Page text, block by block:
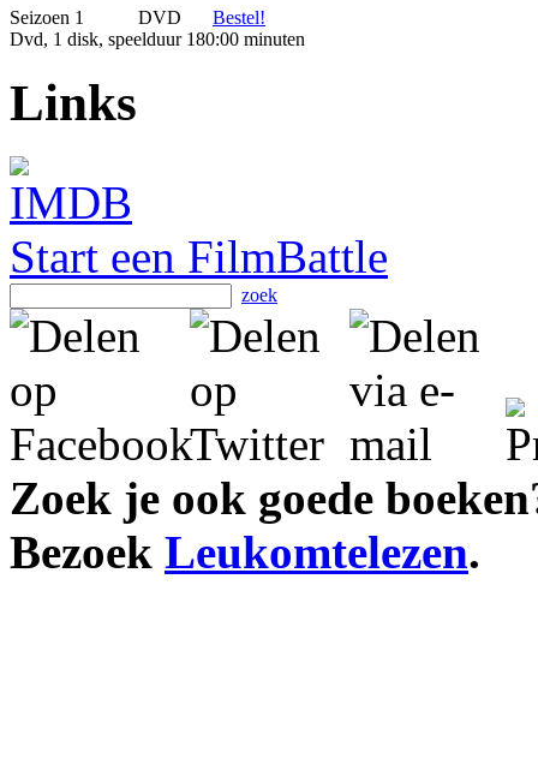
Seizoen 1 DVD
Bestel!
Dvd, 1 disk, speelduur 180:00 minuten
Links
Start een FilmBattle
zoek
Zoek je ook goede
Bezoek Leukomtelezen.